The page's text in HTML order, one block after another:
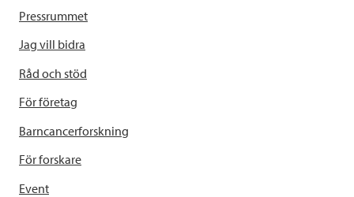
Pressrummet
Jag vill bidra
Råd och stöd
För företag
Barncancerforskning
För forskare
Event